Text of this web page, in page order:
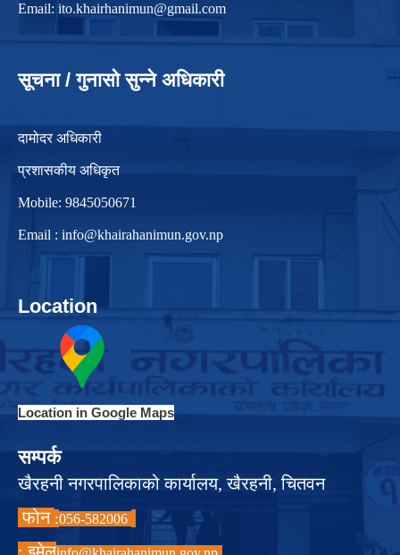
Email: ito.khairhanimun@gmail.com
सूचना / गुनासो सुन्ने अधिकारी
दामोदर अधिकारी
प्रशासकीय अधिकृत
Mobile: 9845050671
Email : info@khairahanimun.gov.np
Location
Location in Google Maps
सम्पर्क
खैरहनी नगरपालिकाको कार्यालय, खैरहनी, चितवन
फोन :